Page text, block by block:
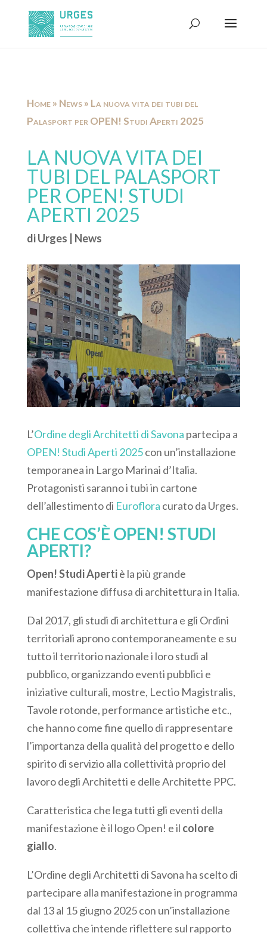
Home» News» La nuova vita dei tubi del
Palasport per OPEN! Studi Aperti 2025
LA NUOVA VITA DEI
TUBI DEL PALASPORT
PER OPEN! STUDI
APERTI 2025
diUrges News
L’Ordine degli Architetti di Savona partecipa a
OPEN! Studi Aperti 2025con un’installazione
temporanea in Largo Marinai d’Italia.
Protagonisti saranno i tubi in cartone
dell’allestimento di Euroflora curato da Urges.
CHE COS’È OPEN! STUDI
APERTI?
Open! Studi Apertiè la più grande
manifestazione diffusa di architettura in Italia.
Dal 2017, gli studi di architettura e gli Ordini
territoriali aprono contemporaneamente e su
tutto il territorio nazionale i loro studi al
pubblico, organizzando eventi pubblici e
iniziative culturali, mostre, Lectio Magistralis,
Tavole rotonde, performance artistiche etc.,
che hanno come fine quello di rappresentare
l’importanza della qualità del progetto e dello
spirito di servizio alla collettività proprio del
lavoro degli Architetti e delle Architette PPC.
Caratteristica che lega tutti gli eventi della
manifestazione è il logo Open! e il colore
giallo.
L’Ordine degli Architetti di Savona ha scelto di
partecipare alla manifestazione in programma
dal 13 al 15 giugno 2025 con un’installazione
collettiva che intende riflettere sul rapporto